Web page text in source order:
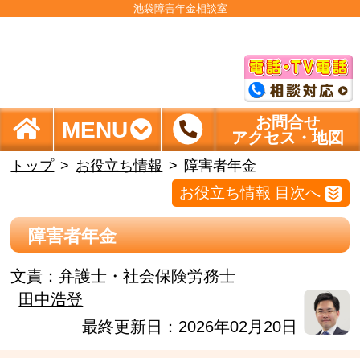
池袋障害年金相談室
MENU
お問合せ
アクセス・地図
トップ お役立ち情報 障害者年金
お役立ち情報 目次へ
障害者年金
文責：弁護士・社会保険労務士
田中浩登
最終更新日：2026年02月20日